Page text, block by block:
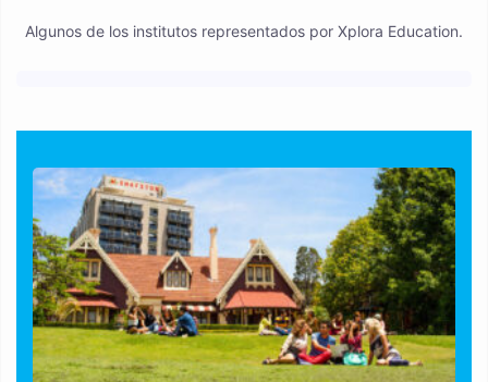
Algunos de los institutos representados por Xplora Education.